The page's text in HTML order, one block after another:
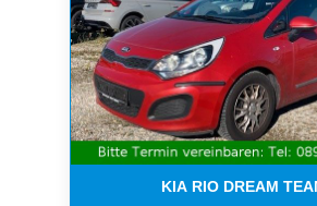
KIA RIO DREAM